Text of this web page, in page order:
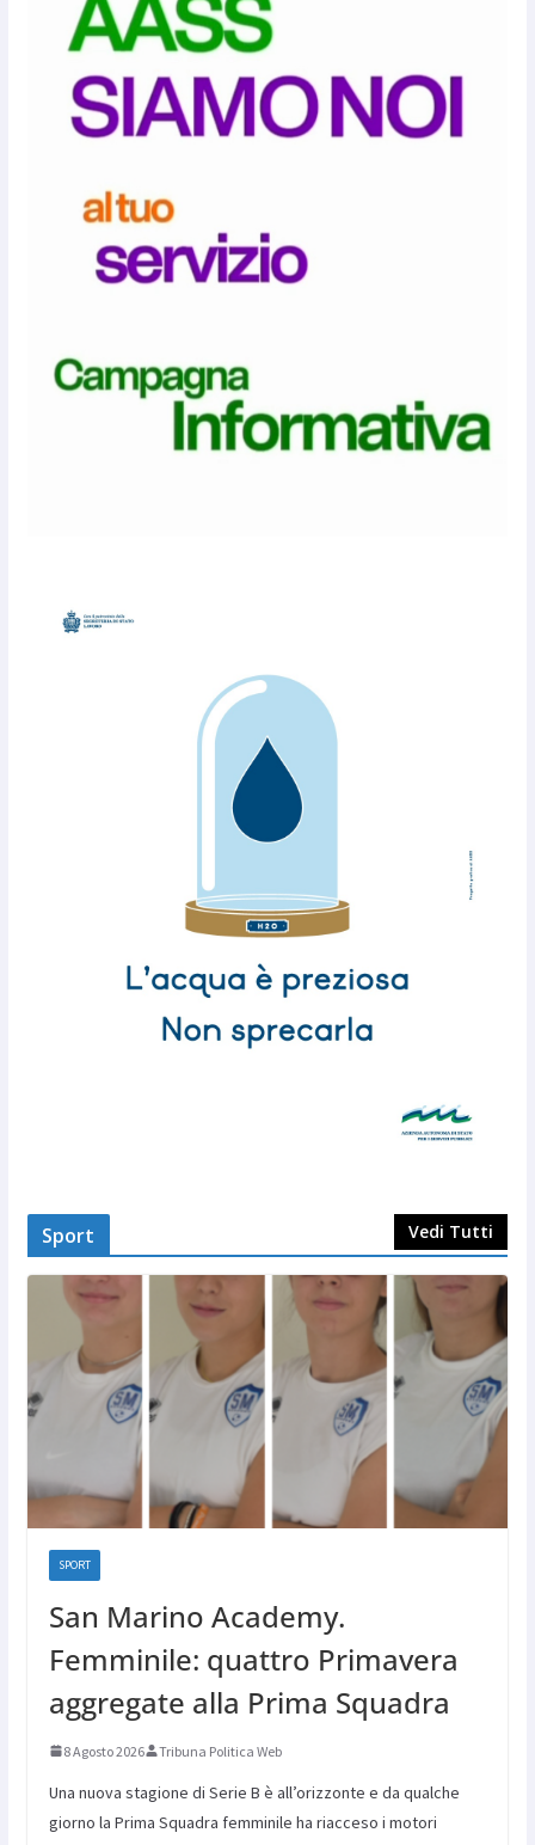
Sport Vedi Tutti
SPORT
San Marino Academy.
Femminile: quattro Primavera
aggregate alla Prima Squadra
8 Agosto 2026 Tribuna Politica Web
Una nuova stagione di Serie B è all’orizzonte e da qualche
giorno la Prima Squadra femminile ha riacceso i motori